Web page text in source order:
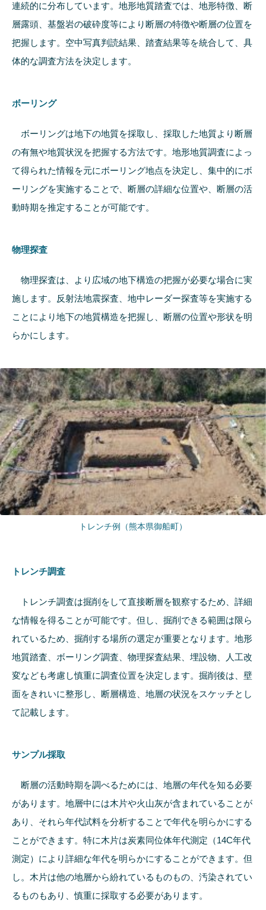
連続的に分布しています。地形地質踏査では、地形特徴、断
層露頭、基盤岩の破砕度等により断層の特徴や断層の位置を
把握します。空中写真判読結果、踏査結果等を統合して、具
体的な調査方法を決定します。
ボーリング
ボーリングは地下の地質を採取し、採取した地質より断層
の有無や地質状況を把握する方法です。地形地質調査によっ
て得られた情報を元にボーリング地点を決定し、集中的にボ
ーリングを実施することで、断層の詳細な位置や、断層の活
動時期を推定することが可能です。
物理探査
物理探査は、より広域の地下構造の把握が必要な場合に実
施します。反射法地震探査、地中レーダー探査等を実施する
ことにより地下の地質構造を把握し、断層の位置や形状を明
らかにします。
トレンチ例（熊本県御船町）
トレンチ調査
トレンチ調査は掘削をして直接断層を観察するため、詳細
な情報を得ることが可能です。但し、掘削できる範囲は限ら
れているため、掘削する場所の選定が重要となります。地形
地質踏査、ボーリング調査、物理探査結果、埋設物、人工改
変なども考慮し慎重に調査位置を決定します。掘削後は、壁
面をきれいに整形し、断層構造、地層の状況をスケッチとし
て記載します。
サンプル採取
断層の活動時期を調べるためには、地層の年代を知る必要
があります。地層中には木片や火山灰が含まれていることが
あり、それら年代試料を分析することで年代を明らかにする
ことができます。特に木片は炭素同位体年代測定（14C年代
測定）により詳細な年代を明らかにすることができます。但
し。木片は他の地層から紛れているものもの、汚染されてい
るものもあり、慎重に採取する必要があります。